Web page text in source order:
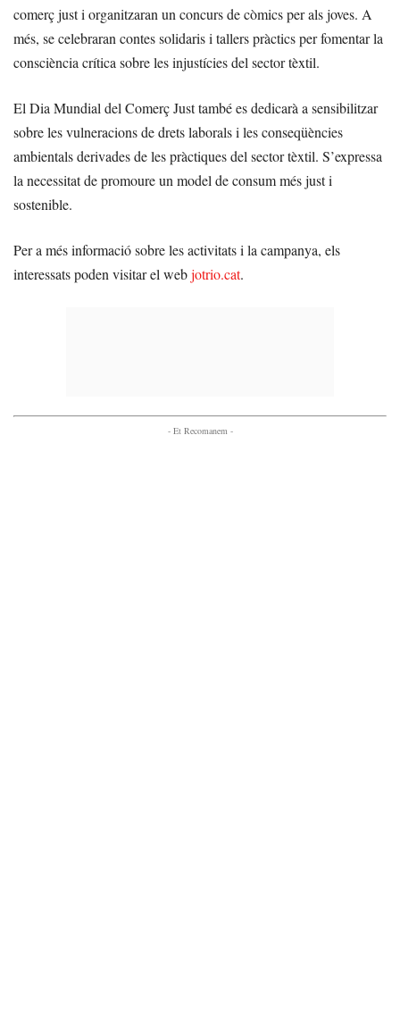
comerç just i organitzaran un concurs de còmics per als joves. A
més, se celebraran contes solidaris i tallers pràctics per fomentar la
consciència crítica sobre les injustícies del sector tèxtil.
El Dia Mundial del Comerç Just també es dedicarà a sensibilitzar
sobre les vulneracions de drets laborals i les conseqüències
ambientals derivades de les pràctiques del sector tèxtil. S’expressa
la necessitat de promoure un model de consum més just i
sostenible.
Per a més informació sobre les activitats i la campanya, els
interessats poden visitar el webjotrio.cat.
- Et Recomanem -